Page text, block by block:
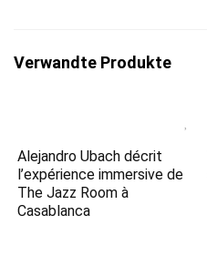
Verwandte Produkte
Alejandro Ubach décrit
l’expérience immersive de
The Jazz Room à
Casablanca